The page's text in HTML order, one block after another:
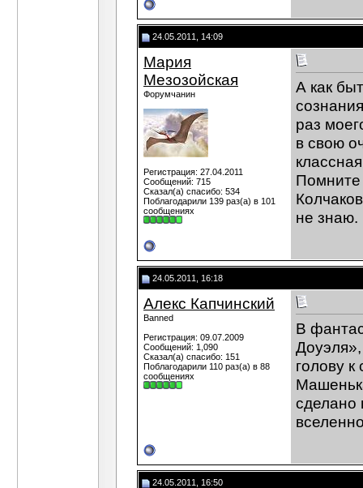
24.05.2011, 14:09
Мария
Мезозойская
Форумчанин
Регистрация: 27.04.2011
Сообщений: 715
Сказал(а) спасибо: 534
Поблагодарили 139 раз(а) в 101
сообщениях
А как
раз
в свою
Помните
не знаю.
24.05.2011, 16:18
Алекс Капчинский
Banned
Регистрация: 09.07.2009
Сообщений: 1,090
Сказал(а) спасибо: 151
Поблагодарили 110 раз(а) в 88
сообщениях
В
голову
сделано
24.05.2011, 16:50